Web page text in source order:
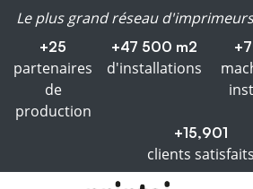
Le plus grand réseau
+25
partenaires
de
production
+47 500 m2
d'installations
+15,901
clients satisfaits